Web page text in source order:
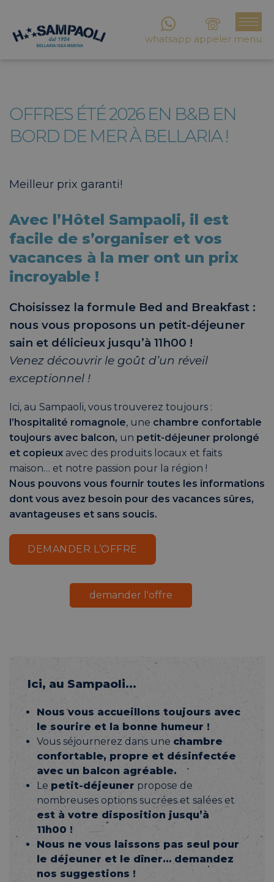
whatsapp appeler menu
OFFRES ÉTÉ 2026 EN B&B EN
BORD DE MER À BELLARIA !
Meilleur prix garanti!
Avec l’Hôtel Sampaoli, il est
facile de s’organiser et vos
vacances à la mer ont un prix
incroyable !
Choisissez la formule Bed and Breakfast :
nous vous proposons un petit-déjeuner
sain et délicieux jusqu’à 11h00 !
Venez découvrir le goût d’un réveil
exceptionnel !
Ici, au Sampaoli, vous trouverez toujours :
l’hospitalité romagnole, une chambre confortable
toujours avec balcon, un petit-déjeuner prolongé
et copieux avec des produits locaux et faits
maison… et notre passion pour la région !
Nous pouvons vous fournir toutes les informations
dont vous avez besoin pour des vacances sûres,
avantageuses et sans soucis.
DEMANDER L’OFFRE
demander l'offre
Ici, au Sampaoli…
Nous vous accueillons toujours avec
le sourire et la bonne humeur !
Vous séjournerez dans une chambre
confortable, propre et désinfectée
avec un balcon agréable.
Le petit-déjeuner propose de
nombreuses options sucrées et salées et
est à votre disposition jusqu’à
11h00 !
Nous ne vous laissons pas seul pour
le déjeuner et le dîner… demandez
nos suggestions !